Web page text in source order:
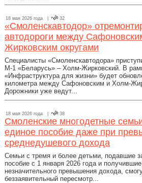
18 мая 2026 года | 32
«Смоленскавтодор»
автодороги между
Жирковским округами
Специалисты «Смоленскавтодора»
М-1 «Беларусь» – Холм-Жирковский. В
«Инфраструктура для жизни» будет
километра между Сафоновским и Холм-
Дорожники уже ведут...
18 мая 2026 года | 38
Смоленские многодетные
единое пособие даже при
среднедушевого дохода
Семьи с тремя и более детьми, подавшие
пособие с 1 января 2026 года и получившие
незначительного превышения дохода,
беззаявительный пересмотр...